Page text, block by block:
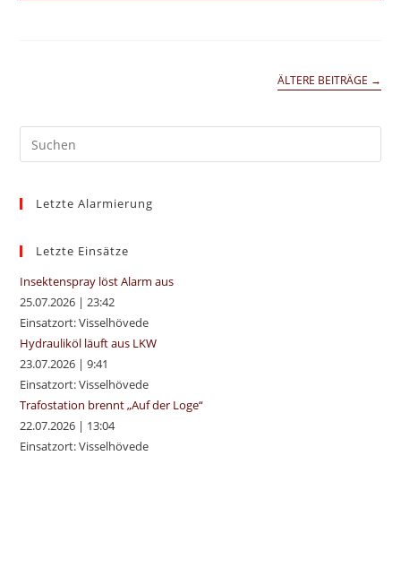
ÄLTERE BEITRÄGE →
Letzte Alarmierung
Letzte Einsätze
Insektenspray löst Alarm aus
25.07.2026 |23:42
Einsatzort: Visselhövede
Hydrauliköl läuft aus LKW
23.07.2026 |9:41
Einsatzort: Visselhövede
Trafostation brennt „Auf der Loge“
22.07.2026 | 13:04
Einsatzort: Visselhövede